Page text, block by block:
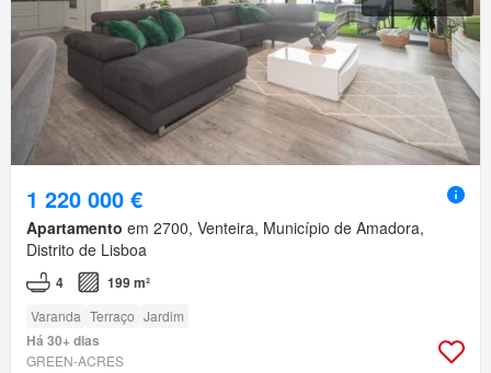
1 220 000 €
Apartamento em 2700, Venteira, Município de Amadora,
Distrito de Lisboa
4 199 m²
Varanda Terraço Jardim
Há 30+ dias
GREEN-ACRES